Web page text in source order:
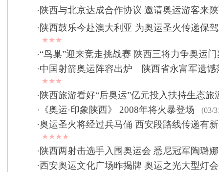
·陕西与北京达成合作协议 邀请奥运游客来
·陕西鼓乐今赴澳大利亚 为奥运圣火传递保
★★★
·“鸟巢”迎来竞走挑战赛 陕西三将力争奥运门
·中国射箭奥运阵容出炉 陕西省永富军遗
★★★
·陕西旅游看好“后奥运”亿元投入扶持生态旅
· 《奥运·印象陕西》 2008年将火暴登场 (03/
·奥运圣火将经过兵马俑 西安段路线传递有
★★★★
·陕西两射击选手入围奥运会 悉尼冠军陶璐
·西安奥运文化广场昨揭牌 奥运之光大型灯